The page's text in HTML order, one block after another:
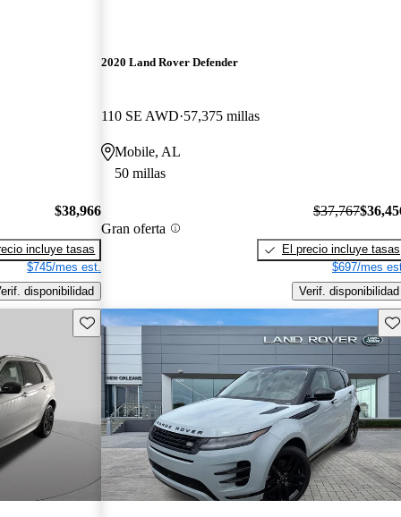
$38,966
incluye tasas
$745/mes est.
disponibilidad
2020 Land Rover Defender
110 SE AWD 57,375 millas
Mobile, AL
50 millas
Gran oferta
$37,767
El precio incluye tasas
$697/mes
Verif. disponibilidad
Guarda este Aviso